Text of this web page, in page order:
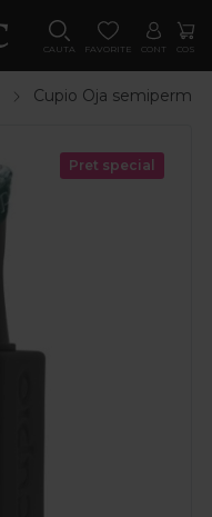
CAUTA FAVORITE CONT COS
Cupio Oja
Pret special